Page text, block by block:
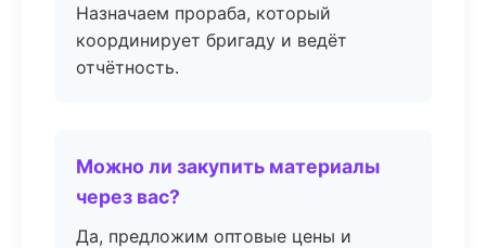
Назначаем прораба, который
координирует бригаду и ведёт
отчётность.
Можно ли закупить материалы
через вас?
Да, предложим оптовые цены и